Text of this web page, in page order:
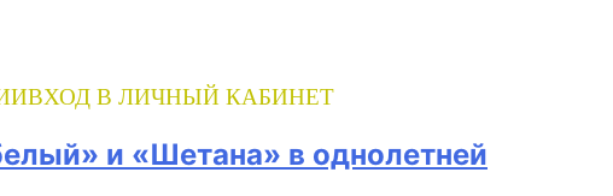
ВХОД В ЛИЧНЫЙ КАБИНЕТ
и «Шетана» в однолетней